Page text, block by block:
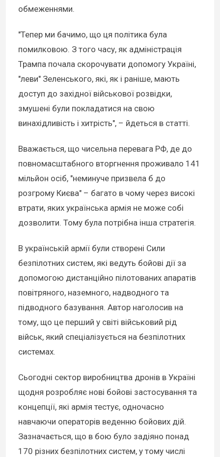
обмеженнями.
"Тепер ми бачимо, що ця політика була
помилковою. З того часу, як адміністрація
Трампа почала скорочувати допомогу Україні,
"леви" Зеленського, які, як і раніше, мають
доступ до західної військової розвідки,
змушені були покладатися на свою
винахідливість і хитрість", – йдеться в статті.
Вважається, що чисельна перевага РФ, де до
повномасштабного вторгнення проживало 141
мільйон осіб, "неминуче призвела б до
розгрому Києва" – багато в чому через високі
втрати, яких українська армія не може собі
дозволити. Тому була потрібна інша стратегія.
В українській армії були створені Сили
безпілотних систем, які ведуть бойові дії за
допомогою дистанційно пілотованих апаратів
повітряного, наземного, надводного та
підводного базування. Автор наголосив на
тому, що це перший у світі військовий рід
військ, який спеціалізується на безпілотних
системах.
Сьогодні сектор виробництва дронів в Україні
щодня розробляє нові бойові застосування та
концепції, які армія тестує, одночасно
навчаючи операторів веденню бойових дій.
Зазначається, що в бою було задіяно понад
170 різних безпілотних систем, у тому числі